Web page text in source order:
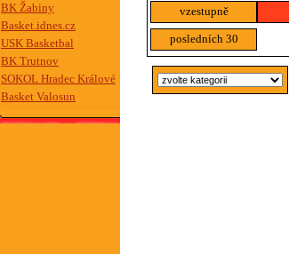
BK Žabiny
Basket.idnes.cz
USK Basketbal
BK Trutnov
SOKOL Hradec Králové
Basket Valosun
vzestupně
posledních 30